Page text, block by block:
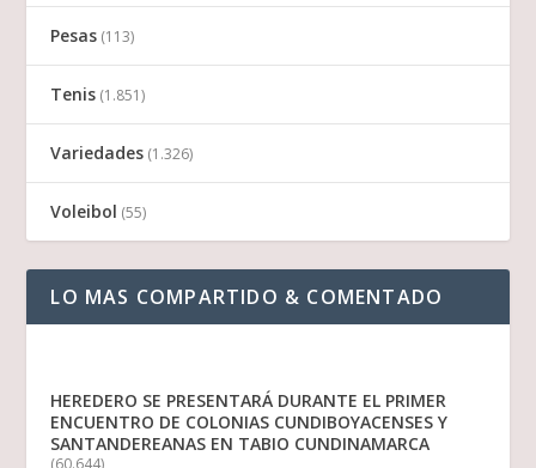
Pesas (113)
Tenis (1.851)
Variedades (1.326)
Voleibol (55)
LO MAS COMPARTIDO & COMENTADO
HEREDERO SE PRESENTARÁ DURANTE EL PRIMER
ENCUENTRO DE COLONIAS CUNDIBOYACENSES Y
SANTANDEREANAS EN TABIO CUNDINAMARCA
(60.644)